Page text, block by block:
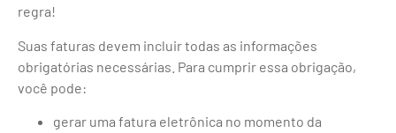
regra!
Suas faturas devem incluir todas as informações
obrigatórias necessárias. Para cumprir essa obrigação,
você pode:
gerar uma fatura eletrônica no momento da